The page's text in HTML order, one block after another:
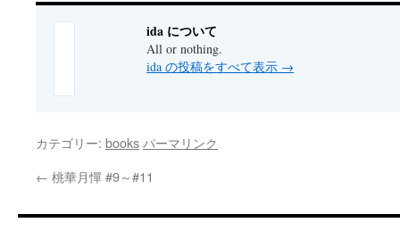
ida について
All or nothing.
ida の投稿をすべて表示 →
カテゴリー: books パーマリンク
← 桃華月憚 #9～#11